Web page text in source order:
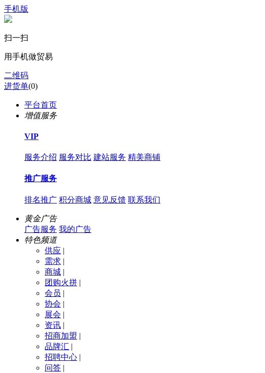
手机版
扫一扫
用手机做贸易
二维码
进货单(0)
平台首页
增值服务
VIP
服务介绍 服务对比 建站服务 精美商铺
推广服务
排名推广 积分商城 意见反馈 联系我们
黄金广告
广告服务 我的广告
特色频道
供应 |
需求 |
商城 |
团购火拼 |
会员 |
协会 |
展会 |
资讯 |
招商加盟 |
品牌汇 |
招聘中心 |
问答 |